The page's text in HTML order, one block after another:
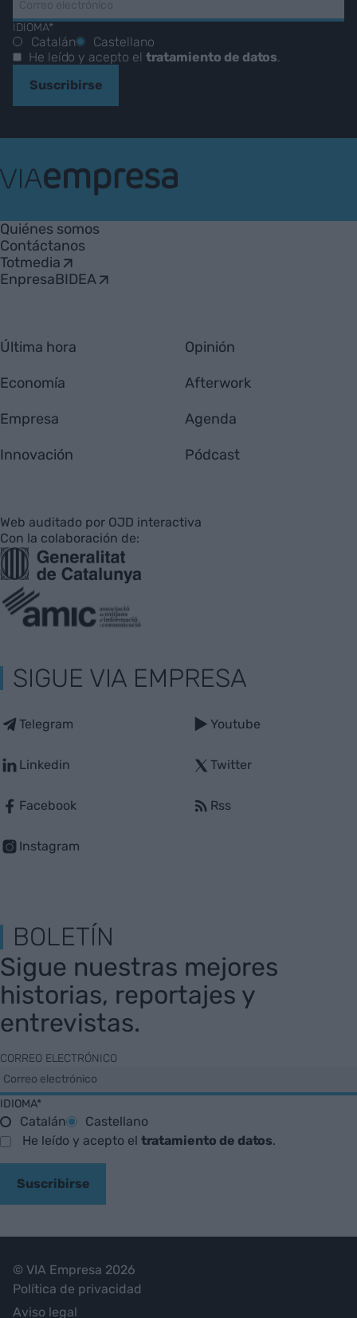
IDIOMA*
Catalán
Castellano
He leído y acepto el tratamiento de datos.
Suscribirse
Empresa
Quiénes somos
Contáctanos
Totmedia
EnpresaBIDEA
Última hora
Economía
Empresa
Innovación
Opinión
Afterwork
Agenda
Pódcast
Web auditado por OJD interactiva
Con la colaboración de:
SIGUE VIA EMPRESA
Telegram
Linkedin
Facebook
Instagram
Youtube
Twitter
Rss
BOLETÍN
Sigue nuestras mejores
historias, reportajes y
entrevistas.
CORREO ELECTRÓNICO
IDIOMA*
Catalán
Castellano
He leído y acepto el tratamiento de datos.
Suscribirse
© VIA Empresa 2026
Política de privacidad
Aviso legal